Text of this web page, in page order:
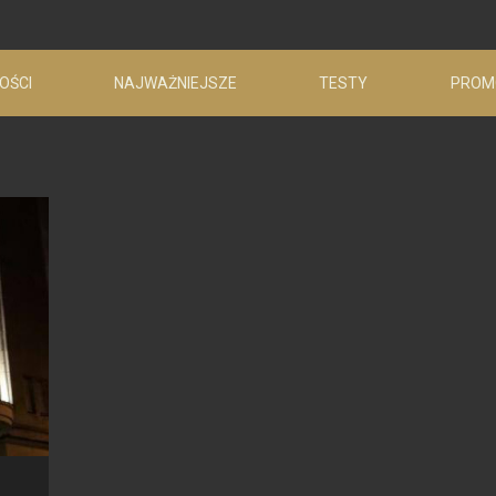
NAJWAŻNIEJSZE TESTY